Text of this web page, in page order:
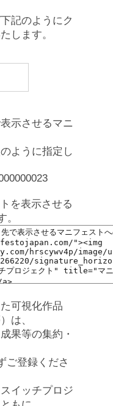
記のようにク
します。
示させるマニ
ように指定し
を表示させる
。
可視化作品
は、
果等の集約・
ご登録くださ
イッチプロジ